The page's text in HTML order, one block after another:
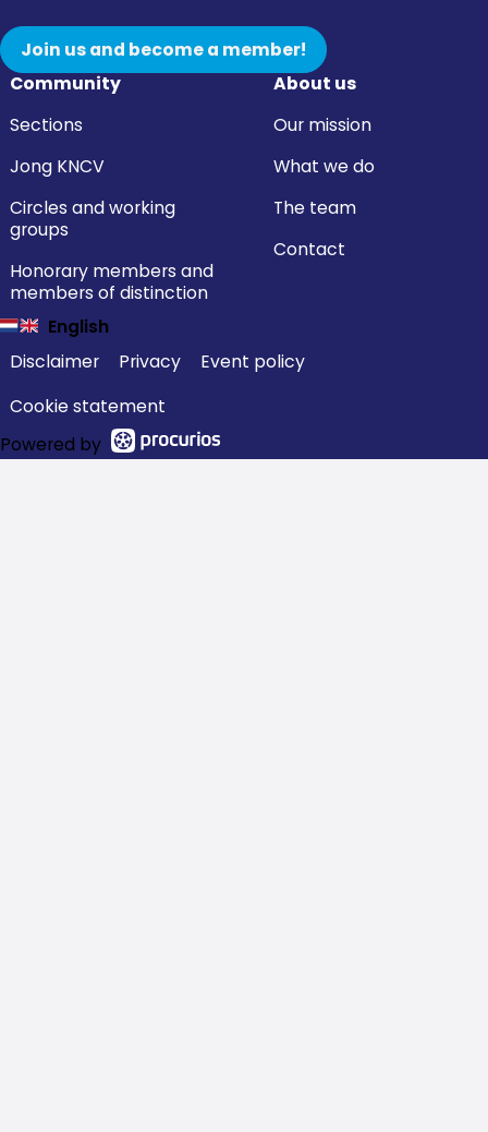
Community
Sections
Jong KNCV
Circles and working
groups
Honorary members and
members of distinction
About us
Our mission
What we do
The team
Contact
Join us and become a member!
English
Disclaimer
Privacy
Event policy
Cookie statement
Powered by